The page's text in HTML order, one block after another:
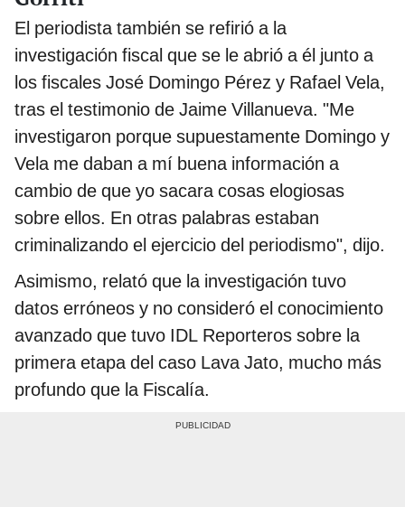
El periodista también se refirió a la
investigación fiscal que se le abrió a él junto a
los fiscales José Domingo Pérez y Rafael Vela,
tras el testimonio de Jaime Villanueva. "Me
investigaron porque supuestamente Domingo y
Vela me daban a mí buena información a
cambio de que yo sacara cosas elogiosas
sobre ellos. En otras palabras estaban
criminalizando el ejercicio del periodismo", dijo.
Asimismo, relató que la investigación tuvo
datos erróneos y no consideró el conocimiento
avanzado que tuvo IDL Reporteros sobre la
primera etapa del caso Lava Jato, mucho más
profundo que la Fiscalía.